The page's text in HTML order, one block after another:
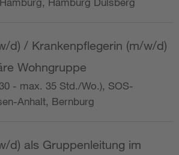
d) / Krankenpflegerin (m/w/d)
Wohngruppe
- max. 35 Std./Wo.), SOS-
Anhalt, Bernburg
d) als Gruppenleitung im